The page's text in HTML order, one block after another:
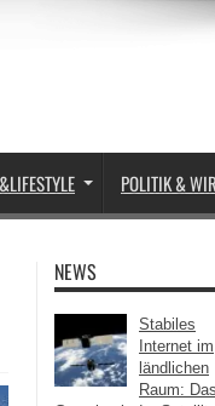
POLITIK &
NEWS
Stabiles
Internet im
ländlichen
Raum: Das